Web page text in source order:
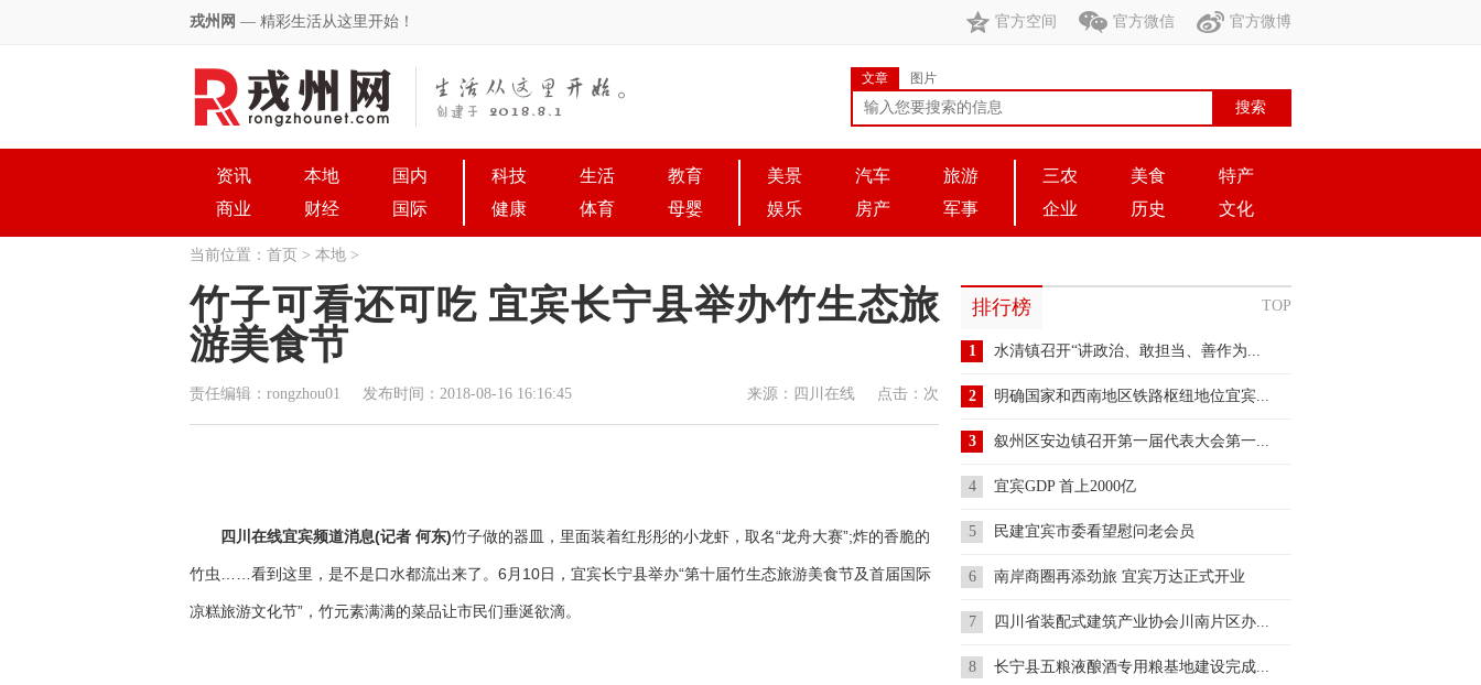
戎州网 — 精彩生活从这里开始！ 官方空间 官方微信 官方微博
文章 图片
资讯 本地 国内 科技 生活 教育 美景 汽车 旅游 三农 美食
特产
商业
财经 国际 健康 体育 母婴 娱乐 房产 军事 企业 历史 文化
当前位置： 首页 > 本地 >
竹子可看还可吃 宜宾长宁县举办竹生态旅
游美食节
责任编辑：rongzhou01 发布时间：2018-08-16 16:16:45 来源：四川在线 点击： 次
四川在线宜宾频道消息(记者 何东)竹子做的器皿，里面装着红彤彤的小龙虾，取名“龙舟大赛”;炸的香脆的
竹虫……看到这里，是不是口水都流出来了。6月10日，宜宾长宁县举办“第十届竹生态旅游美食节及首届国际
凉糕旅游文化节”，竹元素满满的菜品让市民们垂涎欲滴。
TOP
排行榜
1 水清镇召开“讲政治、敢担当、善作为...
2 明确国家和西南地区铁路枢纽地位宜宾...
3 叙州区安边镇召开第一届代表大会第一...
4 宜宾GDP 首上2000亿
5 民建宜宾市委看望慰问老会员
6 南岸商圈再添劲旅 宜宾万达正式开业
7 四川省装配式建筑产业协会川南片区办...
8 长宁县五粮液酿酒专用粮基地建设完成...